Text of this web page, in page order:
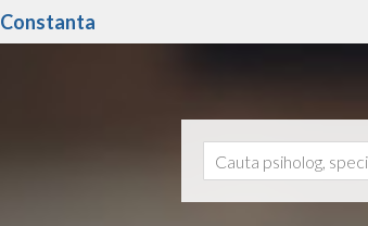
Constanta